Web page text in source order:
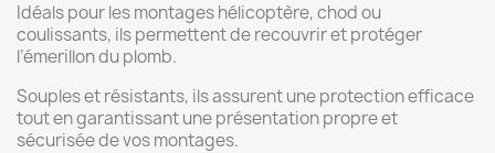
Idéals pour les montages hélicoptère, chod ou
coulissants, ils permettent de recouvrir et protéger
l’émerillon du plomb.
Souples et résistants, ils assurent une protection efficace
tout en garantissant une présentation propre et
sécurisée de vos montages.